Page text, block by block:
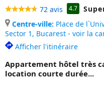
72 avis 4.7
Centre-ville: Place de
Sector 1, Bucarest - voir la
Afficher l'itinéraire
Appartement hôtel très
location courte durée...